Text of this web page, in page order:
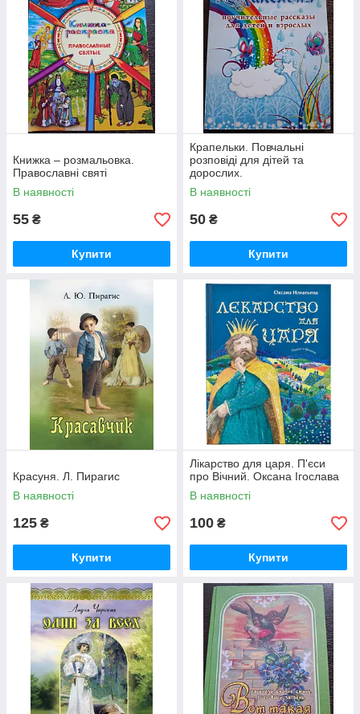
Книжка – розмальовка.
Православні святі
В наявності
55 ₴
Купити
Крапельки. Повчальні
розповіді для дітей та
дорослих.
В наявності
50 ₴
Купити
Красуня. Л. Пирагис
В наявності
125 ₴
Купити
Лікарство для царя. П'єси
про Вічний. Оксана Ігослава
В наявності
100 ₴
Купити